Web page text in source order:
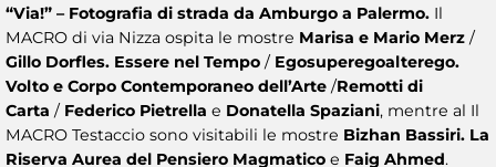
“Via!” – Fotografia di strada da Amburgo a Palermo. Il
MACRO di via Nizza ospita le mostre Marisa e Mario Merz /
Gillo Dorfles. Essere nel Tempo / Egosuperegoalterego.
Volto e Corpo Contemporaneo dell’Arte /Remotti di
Carta /Federico Pietrella e Donatella Spaziani, mentre al Il
MACRO Testaccio sono visitabili le mostre Bizhan Bassiri. La
Riserva Aurea del Pensiero Magmatico e Faig Ahmed.